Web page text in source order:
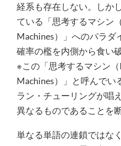
経系も存在しない。しか
ている「思考するマシン
Machines）」へのパラダ
確率の檻を内側から食い
※この「思考するマシン（
Machines）」と呼んでい
ラン・チューリングが唱
異なるものであることを
単なる単語の連鎖ではな